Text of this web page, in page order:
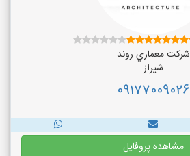
شركت معماري روند
شیراز
09177009026
مشاهده پروفایل